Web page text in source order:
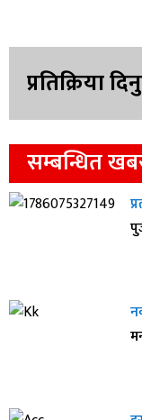
प्रतिक्रिया
सम्बन्धित